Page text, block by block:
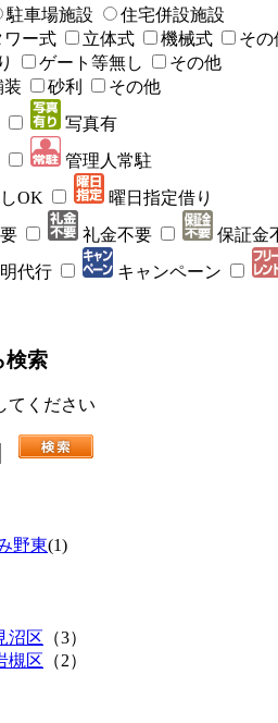
駐車場施設
住宅併設施設
ワー式 立体式 機械式
その
ゲート等無し
その他
装 砂利
その他
写真有
管理人常駐
OK
曜日指定借り
礼金不要 保証金
代行 キャンペーン
検索
てください
野東(1)
沼区 （3）
槻区 （2）